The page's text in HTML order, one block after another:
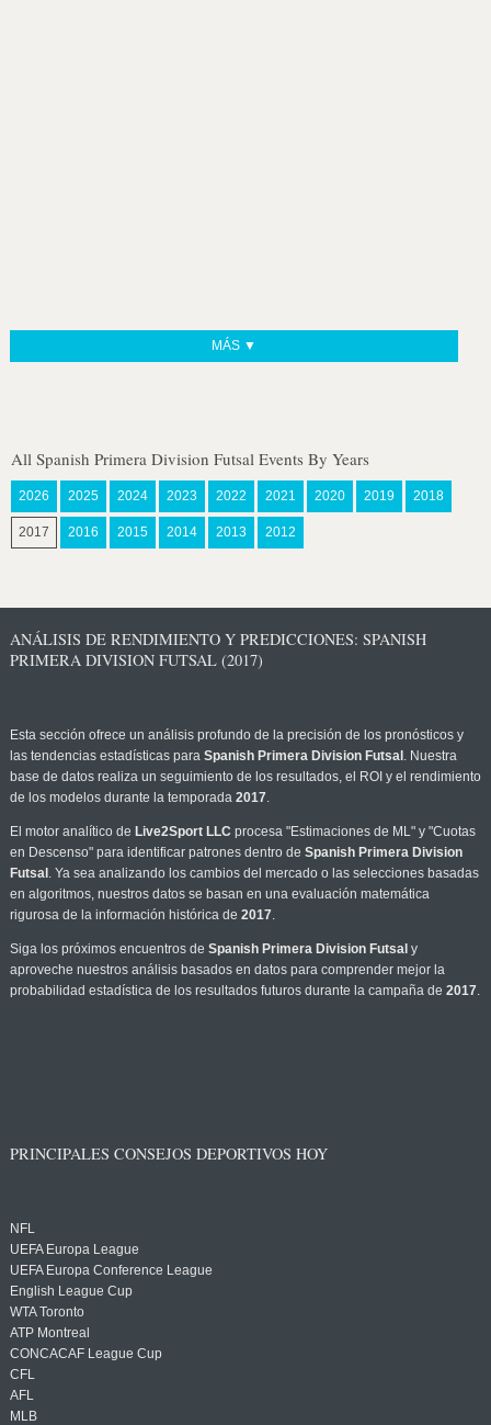
MÁS ▼
All Spanish Primera Division Futsal Events By Years
2026 2025 2024 2023 2022 2021 2020 2019 2018
2017 2016 2015 2014 2013 2012
ANÁLISIS DE RENDIMIENTO Y PREDICCIONES: SPANISH
PRIMERA DIVISION FUTSAL (2017)
Esta sección ofrece un análisis profundo de la precisión de los pronósticos y
las tendencias estadísticas para Spanish Primera Division Futsal . Nuestra
base de datos realiza un seguimiento de los resultados, el ROI y el rendimiento
de los modelos durante la temporada 2017.
El motor analítico de Live2Sport LLC procesa "Estimaciones de ML" y "Cuotas
en Descenso" para identificar patrones dentro de Spanish Primera Division
Futsal . Ya sea analizando los cambios del mercado o las selecciones basadas
en algoritmos, nuestros datos se basan en una evaluación matemática
rigurosa de la información histórica de 2017.
Siga los próximos encuentros de Spanish Primera Division Futsal y
aproveche nuestros análisis basados en datos para comprender mejor la
probabilidad estadística de los resultados futuros durante la campaña de 2017.
PRINCIPALES CONSEJOS DEPORTIVOS HOY
NFL
UEFA Europa League
UEFA Europa Conference League
English League Cup
WTA Toronto
ATP Montreal
CONCACAF League Cup
CFL
AFL
MLB